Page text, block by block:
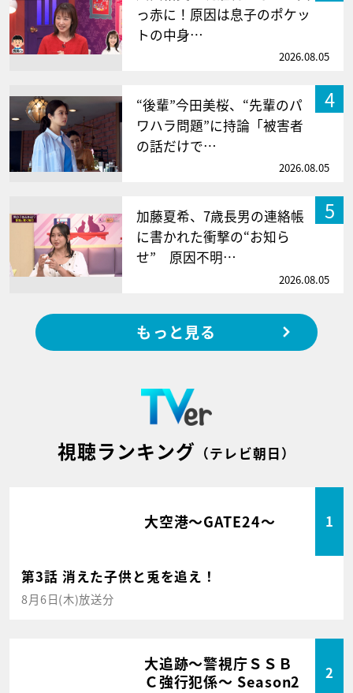
っ赤に！原因は息子のポケッ
トの中身…
2026.08.05
4
“後輩”今田美桜、“先輩のパ
ワハラ問題”に持論「被害者
の話だけで…
2026.08.05
5
加藤夏希、7歳長男の連絡帳
に書かれた衝撃の“お知ら
せ” 原因不明…
2026.08.05
もっと見る
視聴ランキング （テレビ朝日）
大空港～GATE24～ 1
第3話 消えた子供と兎を追え！
8月6日(木)放送分
大追跡～警視庁ＳＳＢ
Ｃ強行犯係～ Season2
2